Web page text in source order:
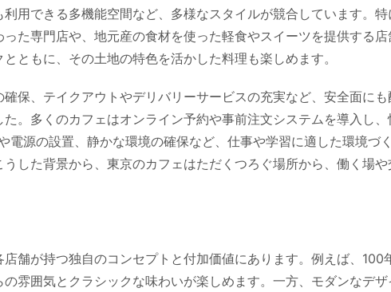
用できる多機能空間など、多様なスタイルが競合しています。特
た専門店や、地元産の食材を使った軽食やスイーツを提供する店
ともに、その土地の特色を活かした料理も楽しめます。
保、テイクアウトやデリバリーサービスの充実など、安全面にも
。多くのカフェはオンライン予約や事前注文システムを導入し、
源の設置、静かな環境の確保など、仕事や学習に適した環境づ
した背景から、東京のカフェはただくつろぐ場所から、働く場や
舗が持つ独自のコンセプトと付加価値にあります。例えば、100
雰囲気とクラシックな味わいが楽しめます。一方、モダンなデザ